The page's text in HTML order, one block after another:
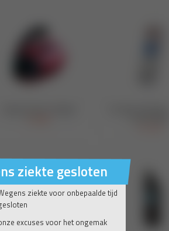
ziekte gesloten
ziekte voor onbepaalde tijd
excuses voor het ongemak